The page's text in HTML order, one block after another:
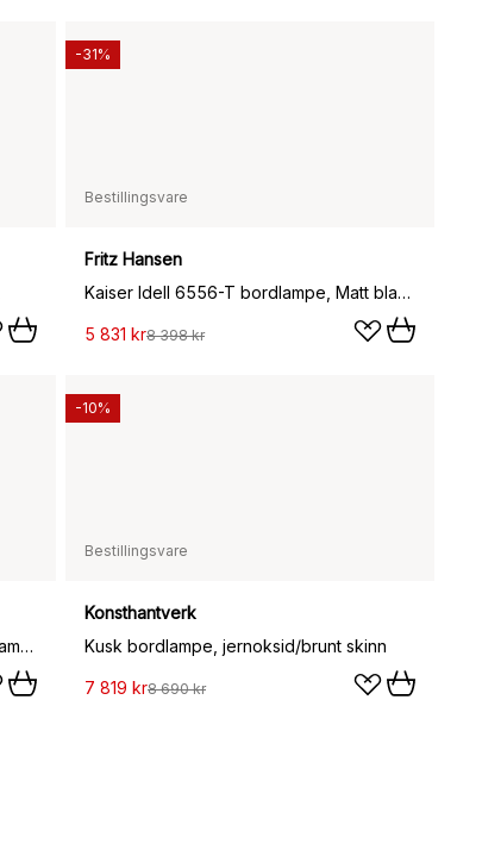
Bestillingsvare
Fritz Hansen
Kaiser Idell 6556-T bordlampe, Matt black
5 831 kr8 398 kr
-31%
PC skrivbordlampe, Soft black, med lampefot
Bestillingsvare
Konsthantverk
Kusk bordlampe, jernoksid/brunt skinn
7 819 kr8 690 kr
-10%